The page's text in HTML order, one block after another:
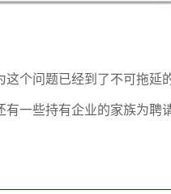
个问题已经到了不可拖延
一些持有企业的家族为聘